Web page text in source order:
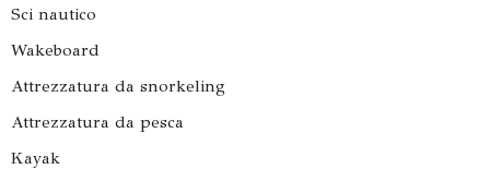
Sci nautico
Wakeboard
Attrezzatura da snorkeling
Attrezzatura da pesca
Kayak